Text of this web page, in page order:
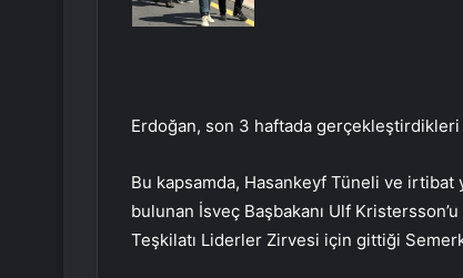
Erdoğan, son 3 haftada
Bu kapsamda, Hasankeyf Tüneli ve irtibat
bulunan İsveç Başbakanı Ulf
Teşkilatı Liderler Zirvesi için gittiği